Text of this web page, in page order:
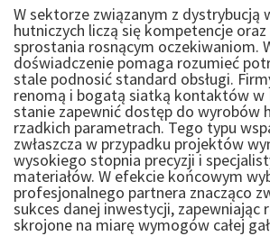
W sektorze związanym z dystrybucją
hutniczych liczą się kompetencje
sprostania rosnącym oczekiwaniom.
doświadczenie pomaga rozumieć
stale podnosić standard obsługi.
renomą i bogatą siatką kontaktów w
stanie zapewnić dostęp do wyrobów
rzadkich parametrach. Tego typu
zwłaszcza w przypadku projektów
wysokiego stopnia precyzji i
materiałów. W efekcie końcowym
profesjonalnego partnera znacząco
sukces danej inwestycji, zapewniając
skrojone na miarę wymogów całej